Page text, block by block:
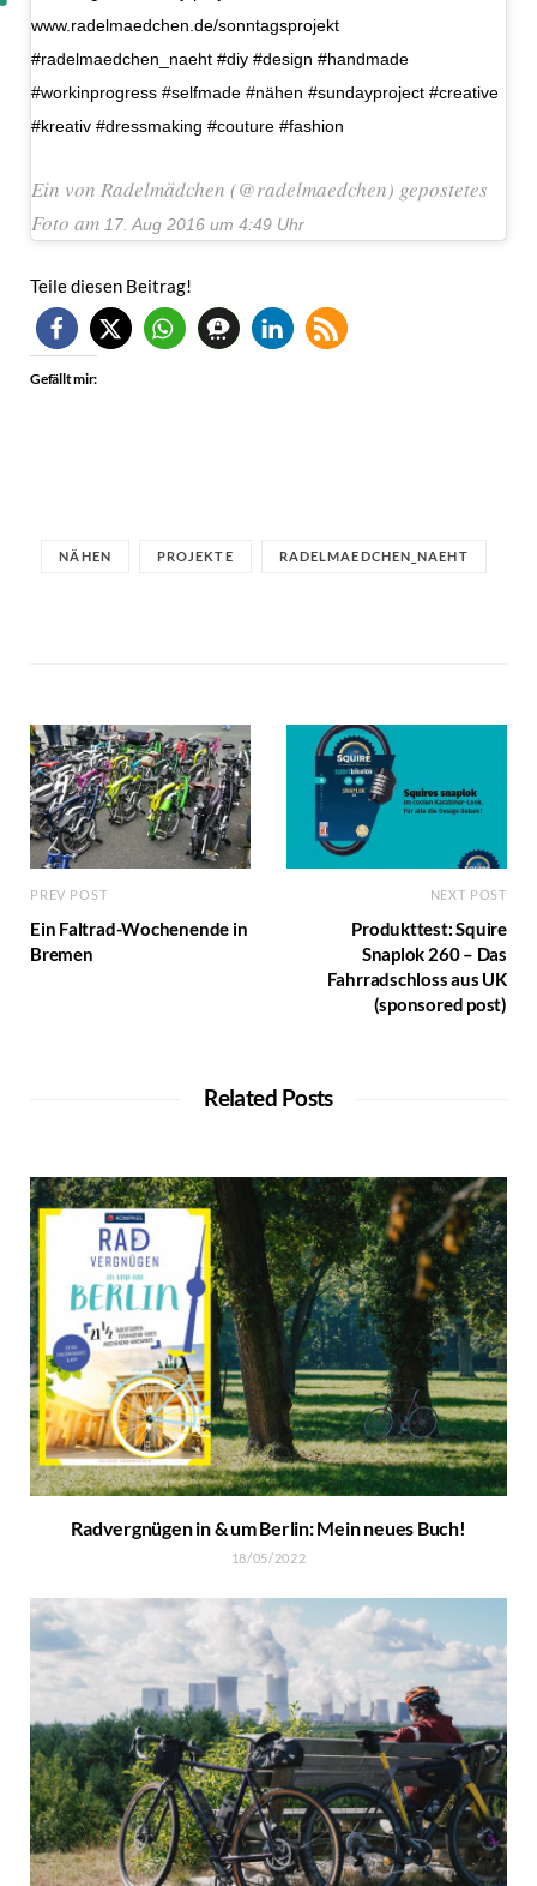
www.radelmaedchen.de/sonntagsprojekt
#radelmaedchen_naeht #diy #design #handmade
#workinprogress #selfmade #nähen #sundayproject #creative
#kreativ #dressmaking #couture #fashion
Ein von Radelmädchen (@radelmaedchen) gepostetes
Foto am 17. Aug 2016 um 4:49 Uhr
Teile diesen Beitrag!
Gefällt mir:
NÄHEN PROJEKTE RADELMAEDCHEN_NAEHT
PREV POST
Ein Faltrad-Wochenende in
Bremen
NEXT POST
Produkttest: Squire
Snaplok 260 – Das
Fahrradschloss aus UK
(sponsored post)
Related Posts
Radvergnügen in & um Berlin: Mein neues Buch!
18/05/2022